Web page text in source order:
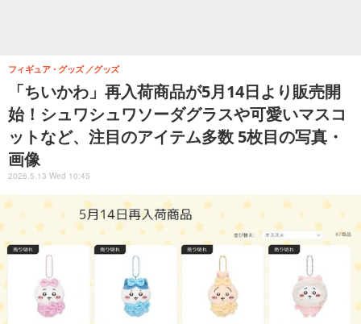
「ちいかわ」再入荷商品が5月14日より販売開
始！シュワシュワソーダグラスや可愛いマスコ
ットなど、注目のアイテム多数 5枚目の写真・
画像
フィギュア・グッズ グッズ
2026.5.13 Wed 10:45